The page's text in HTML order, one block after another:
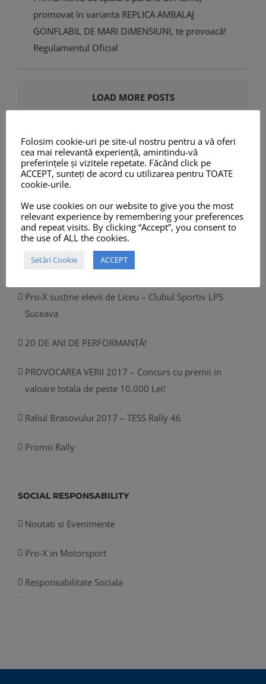
promovat în varianta REPLICA AMBALAJ
GONFLABIL DE MARI DIMENSIUNI, te provoacă!
Regulamentul Oficial
LOAD MORE POSTS
Cautare...
Pro-X susține elevii de Liceu – Clubul Sportiv LPS
Suceava
20 DE ANI DE PERFORMANȚĂ!
PROVOCAREA VERII 2017 – Concurs cu premii in
valoare totala de peste 10.000 Lei!
Raliul Brasovului 2017 – TESS Rally 46
Promo Rally
SOCIAL RESPONSABILITY
Noutati si Evenimente
Pro-X in Motorsport
Responsabilitate Sociala
Folosim cookie-uri pe site-ul nostru pentru a vă oferi
cea mai relevantă experiență, amintindu-vă
preferințele și vizitele repetate. Făcând click pe
ACCEPT, sunteți de acord cu utilizarea pentru TOATE
cookie-urile.
We use cookies on our website to give you the most
relevant experience by remembering your preferences
and repeat visits. By clicking “Accept”, you consent to
the use of ALL the cookies.
Setări Cookie ACCEPT